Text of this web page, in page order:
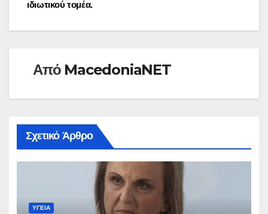
ιδιωτικού τομέα.
Από MacedoniaNET
Σχετικό Άρθρο
ΥΓΕΊΑ